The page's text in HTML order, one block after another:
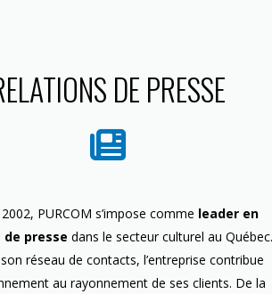
DE PRESSE
PURCOM s’impose comme leader en
presse dans le secteur culturel au Québec.
réseau de contacts, l’entreprise contribue
au rayonnement de ses clients. De la